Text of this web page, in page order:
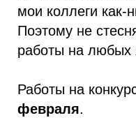
мои коллеги как-
Поэтому не
работы на любых
Работы на
февраля.